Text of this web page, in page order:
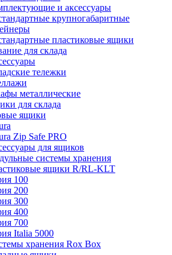
и аксессуары
крупногабаритные
пластиковые ящики
для склада
тележки
металлические
для склада
ящики
Zip Safe PRO
для ящиков
системы хранения
ящики R/RL-KLT
100
200
300
400
700
Italia 5000
хранения Rox Box